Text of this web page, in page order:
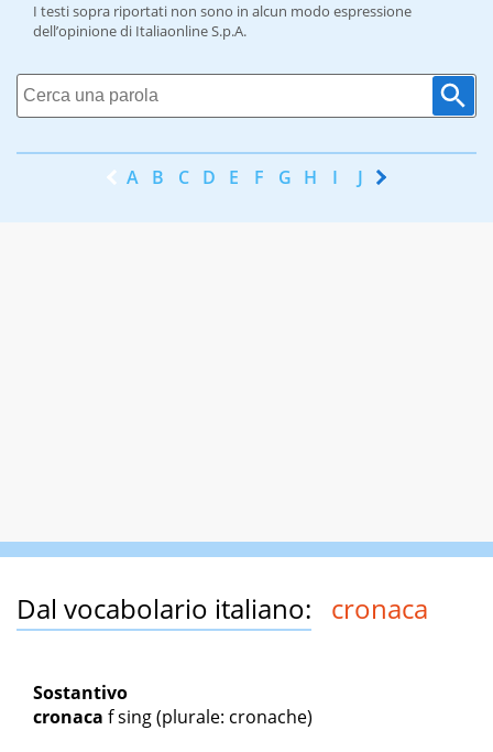
I testi sopra riportati non sono in alcun modo espressione
dell’opinione di Italiaonline S.p.A.
A B C D E F G H I J K
Dal vocabolario italiano: cronaca
Sostantivo
cronaca f sing(plurale: cronache)